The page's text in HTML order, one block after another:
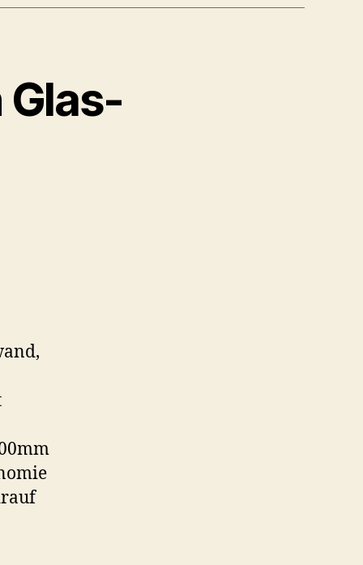
Glas-